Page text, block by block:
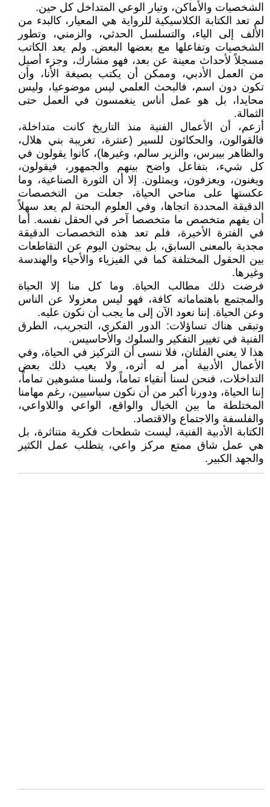
الشخصيات والأماكن، وتيار الوعي المتداخل كل حين.
لم تعد الكتابة الكلاسيكية للرواية هي المعيار، كالبدء من
الألف إلى الياء، والتسلسل الحدثي، والزمني، وتطور
الشخصيات وتفاعلها مع بعضها البعض. ولم يعد الكاتب
مسجلاً لأحداث معينة عن بعد، فهو مشارك، وجزء أصيل
من العمل الأدبي، وممكن أن يكتب بصيغة الأنا، وأن
تكون دون اسم، فالبحث العلمي ليس موضوعيا، وليس
محايدا، بل هو عمل أناس ينغمسون في العمل حتى
الثمالة.
أزعم، أن الأعمال الفنية منذ التاريخ كانت متداخلة،
فالقوالون، والحكائون للسير (عنترة، تغريبة بني هلال،
والظاهر بيبرس، والزير سالم، وغيرها)، كانوا يقولون في
كل شيء، بتفاعل واضح بينهم والجمهور، فيقولون،
ويغنون، ويعزفون، ويمثلون. إلا أن الثورة الصناعية، وما
عكستها على مناحي الحياة، جعلت من التخصصات
الدقيقة المحددة اتجاها، وفي العلوم البحتة لم يعد سهلاً
أن يفهم متخصص ما متخصصا آخر في الحقل نفسه. أما
في الفترة الأخيرة، فلم تعد هذه التخصصات الدقيقة
مجدية بالمعنى السابق، بل يبحثون اليوم عن التقاطعات
بين الحقول المختلفة كما في الفيزياء والأحياء والهندسة
وغيرها.
فرضت ذلك مطالب الحياة. وما كل منا إلا الحياة
والمجتمع باهتماماته كافة، فهو ليس معزولا عن الناس
وعن الحياة. إننا نعود الآن إلى ما يجب أن نكون عليه.
وتبقى هناك تساؤلات: الدور الفكري، التجريب، الطرق
الفنية في تغيير التفكير والسلوك والأحاسيس.
هذا لا يعني الفلتان، فلا ننسى أن التركيز في الحياة، وفي
الأعمال الأدبية أمر له أثره، ولا يعيب ذلك بعض
التداخلات، فنحن لسنا أنقياء تماماً، ولسنا مشوهين تماماً،
إننا الحياة، ودورنا أكبر من أن نكون سياسيين، رغم مهامنا
المختلطة ما بين الخيال والواقع، الواعي واللاواعي،
والفلسفة والاجتماع والاقتصاد.
الكتابة الأدبية الفنية، ليست شطحات فكرية متناثرة، بل
هي عمل شاق ممتع مركز واعي، يتطلب عمل الكثير
والجهد الكبير.